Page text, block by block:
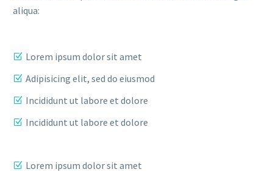
aliqua:
Lorem ipsum dolor sit amet
Adipisicing elit, sed do eiusmod
Incididunt ut labore et dolore
Incididunt ut labore et dolore
Lorem ipsum dolor sit amet